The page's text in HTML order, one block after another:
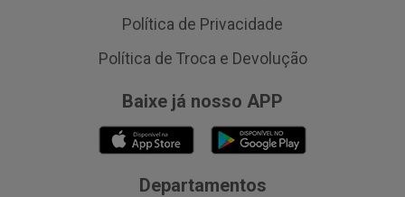
Política de Privacidade
Política de Troca e Devolução
Baixe já nosso APP
Departamentos